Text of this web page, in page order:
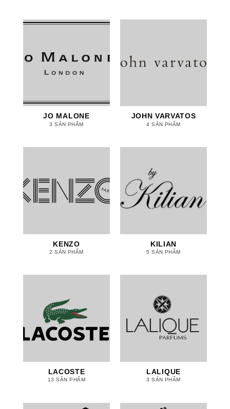
JO MALONE
3 SẢN PHẨM
JOHN VARVATOS
4 SẢN PHẨM
KENZO
2 SẢN PHẨM
KILIAN
5 SẢN PHẨM
LACOSTE
13 SẢN PHẨM
LALIQUE
3 SẢN PHẨM